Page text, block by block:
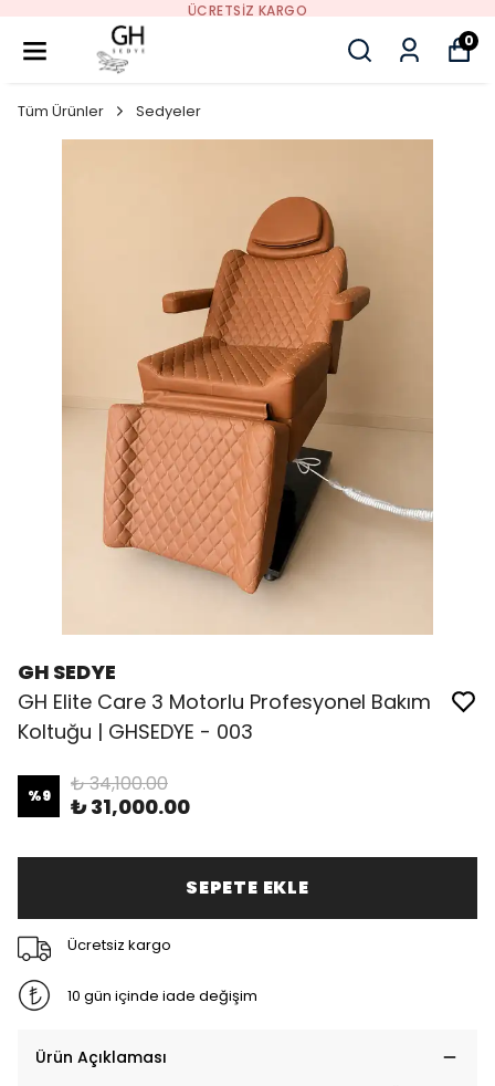
ÜCRETSIZ KARGO
0
Tüm Ürünler Sedyeler
GH SEDYE
GH Elite Care 3 Motorlu Profesyonel Bakım
Koltuğu | GHSEDYE - 003
%9 ₺ 34,100.00
₺ 31,000.00
SEPETE EKLE
Ücretsiz kargo
10 gün içinde iade değişim
Ürün Açıklaması